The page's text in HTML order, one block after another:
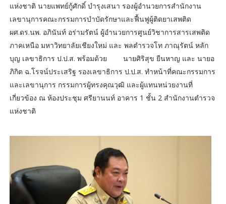
แห่งชาติ นายแพทย์กู้ศักดิ์ บำรุงเสนา รองผู้อำนวยการสำนักงาน
เลขานุการคณะกรรมการบำบัดรักษาและฟื้นฟูผู้ติดยาเสพติด
ผศ.ดร.นพ. อภินันท์ อร่ามรัตน์ ผู้อำนวยการศูนย์วิชาการสารเสพติด
ภาคเหนือ มหาวิทยาลัยเชียงใหม่ และ พลตำรวจโท ภาณุรัตน์ หลัก
บุญ เลขาธิการ ป.ป.ส. พร้อมด้วย นายศิริสุข ยืนหาญ และ นายอ
ภิกิต ฉ.โรจน์ประเสริฐ รองเลขาธิการ ป.ป.ส. ทำหน้าที่คณะกรรมการ
และเลขานุการ กรรมการผู้ทรงคุณวุฒิ และผู้แทนหน่วยงานที่
เกี่ยวข้อง ณ ห้องประชุม ศรียานนท์ อาคาร 1 ชั้น 2 สำนักงานตำรวจ
แห่งชาติ